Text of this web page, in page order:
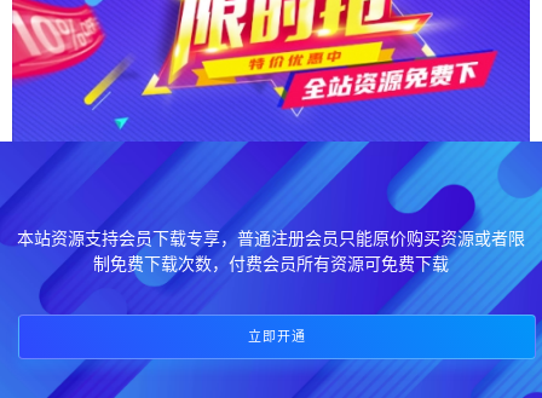
本站资源支持会员下载专享，普通注册会员只能原价购买资源或者限
制免费下载次数，付费会员所有资源可免费下载
立即开通